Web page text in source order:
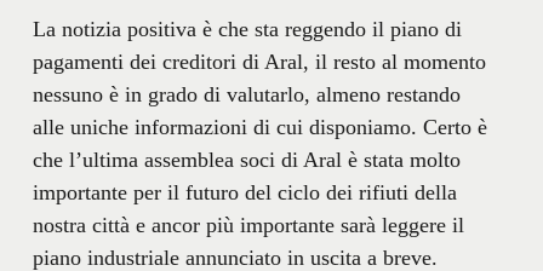
La notizia positiva è che sta reggendo il piano di
pagamenti dei creditori di Aral, il resto al momento
nessuno è in grado di valutarlo, almeno restando
alle uniche informazioni di cui disponiamo. Certo è
che l’ultima assemblea soci di Aral è stata molto
importante per il futuro del ciclo dei rifiuti della
nostra città e ancor più importante sarà leggere il
piano industriale annunciato in uscita a breve.